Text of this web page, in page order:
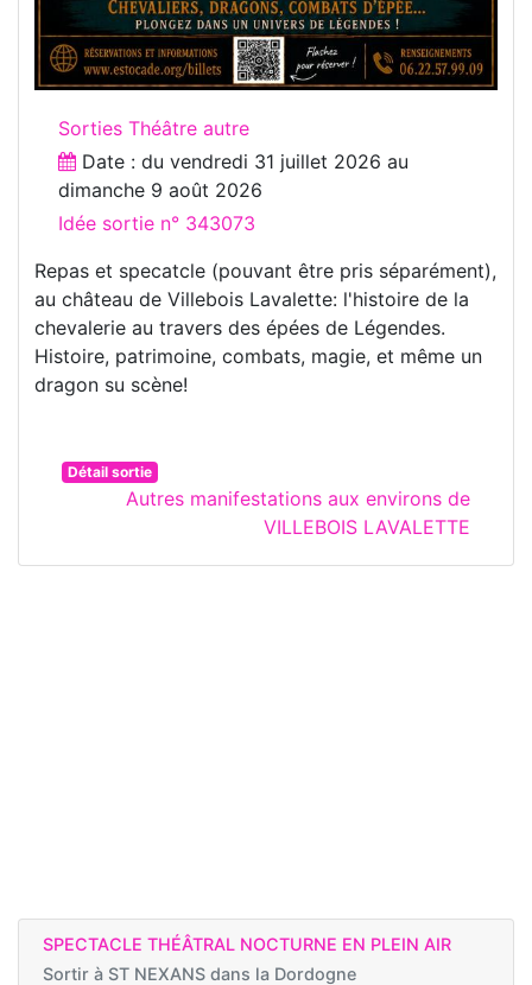
Sorties Théâtre autre
Date : du vendredi 31 juillet 2026 au
dimanche 9 août 2026
Idée sortie n° 343073
Repas et specatcle (pouvant être pris séparément),
au château de Villebois Lavalette: l'histoire de la
chevalerie au travers des épées de Légendes.
Histoire, patrimoine, combats, magie, et même un
dragon su scène!
Détail sortie
Autres manifestations aux environs de
VILLEBOIS LAVALETTE
SPECTACLE THÉÂTRAL NOCTURNE EN PLEIN AIR
Sortir à ST NEXANS dans la Dordogne